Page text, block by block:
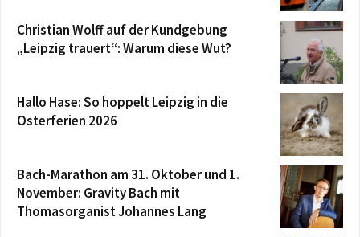
Christian Wolff auf der Kundgebung
„Leipzig trauert“: Warum diese Wut?
Hallo Hase: So hoppelt Leipzig in die
Osterferien 2026
Bach-Marathon am 31. Oktober und 1.
November: Gravity Bach mit
Thomasorganist Johannes Lang